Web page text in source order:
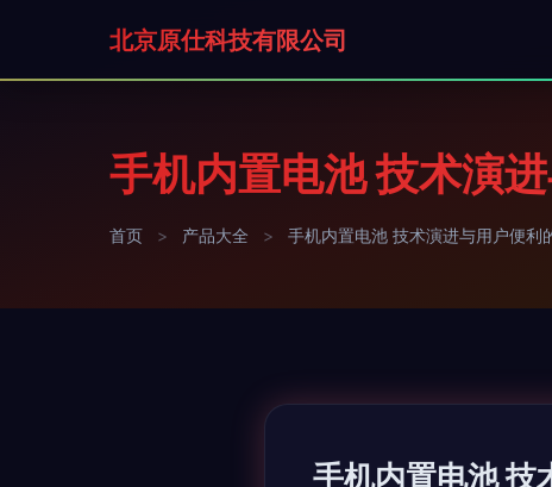
北京原仕科技有限公司
手机内置电池 技术演
首页 > 产品大全 > 手机内置电池 技术演进与用户便利
手机内置电池 技